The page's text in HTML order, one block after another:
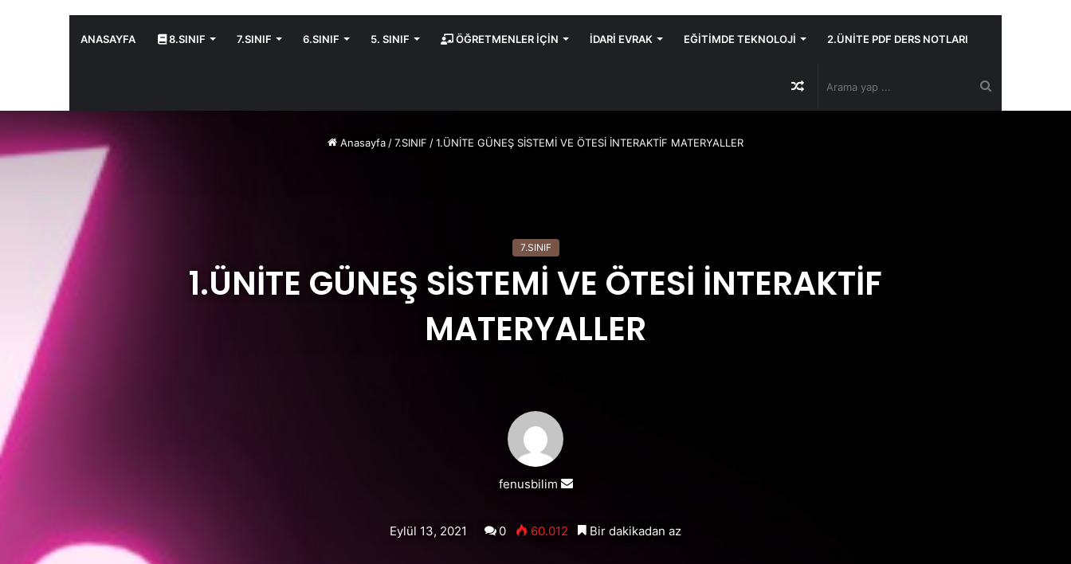
ANASAYFA 8.SINIF 7.SINIF 6.SINIF 5. SINIF ÖĞRETMENLER İÇİN İDARİ EVRAK EĞİTİMDE TEKNOLOJİ 2.ÜNİTE PDF DERS NOTLARI
Rastgele
Anasayfa /7.SINIF /1.ÜNİTE GÜNEŞ SİSTEMİ VE ÖTESİ İNTERAKTİF MATERYALLER
7.SINIF
1.ÜNİTE GÜNEŞ SİSTEMİ VE ÖTESİ İNTERAKTİF
MATERYALLER
fenusbilim
Bir
posta
göndermek
Eylül 13, 2021 0 60.012 Bir dakikadan az